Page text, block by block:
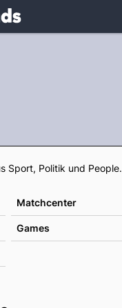
Sport, Politik und People.
Matchcenter
Games